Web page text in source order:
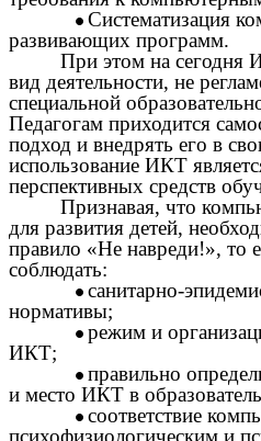
Систематизация
развивающих программ.
При этом на сегодня
вид деятельности, не
специальной
Педагогам приходится
подход и внедрять его в
использование ИКТ
перспективных средств
Признавая, что
для развития детей,
правило «Не навреди!», то
соблюдать:
санитарно-
нормативы;
режим и
ИКТ;
правильно
и место ИКТ в
соответствие
психофизиологическим и